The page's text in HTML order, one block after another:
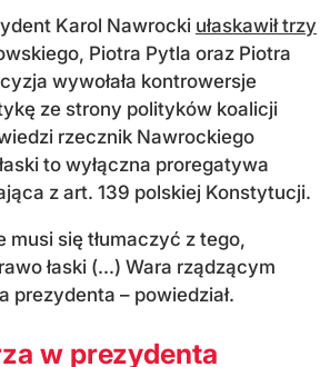
Karol Nawrocki ułaskawił trzy
Piotra Pytla oraz Piotra
wywołała kontrowersje
ze strony polityków koalicji
rzecznik Nawrockiego
to wyłączna proregatywa
z art. 139 polskiej Konstytucji.
musi się tłumaczyć z tego,
łaski (...) Wara rządzącym
prezydenta – powiedział.
w prezydenta